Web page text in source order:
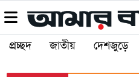
প্রচ্ছদ জাতীয় দেশজুড়ে